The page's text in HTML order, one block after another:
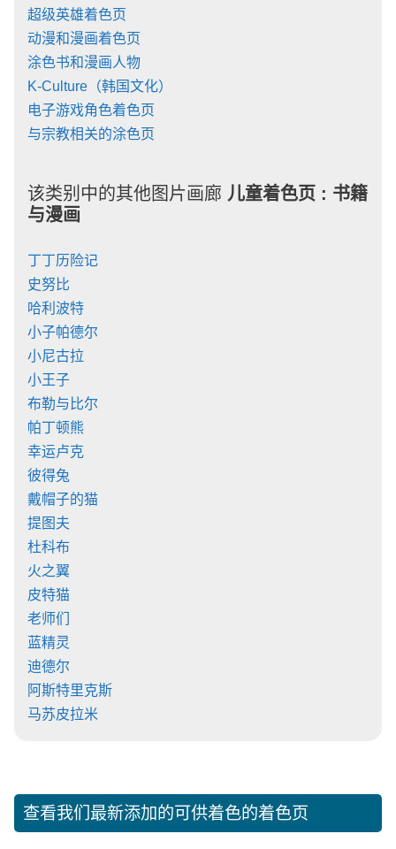
超级英雄着色页
动漫和漫画着色页
涂色书和漫画人物
K-Culture（韩国文化）
电子游戏角色着色页
与宗教相关的涂色页
该类别中的其他图片画廊 儿童着色页 : 书籍
与漫画
丁丁历险记
史努比
哈利波特
小子帕德尔
小尼古拉
小王子
布勒与比尔
帕丁顿熊
幸运卢克
彼得兔
戴帽子的猫
提图夫
杜科布
火之翼
皮特猫
老师们
蓝精灵
迪德尔
阿斯特里克斯
马苏皮拉米
查看我们最新添加的可供着色的着色页